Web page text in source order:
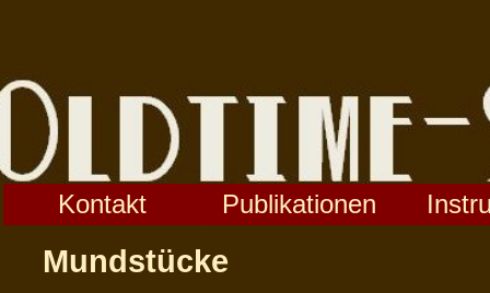
Kontakt Publikationen
Mundstücke